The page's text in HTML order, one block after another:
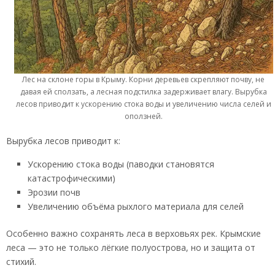
Лес на склоне горы в Крыму. Корни деревьев скрепляют почву, не
давая ей сползать, а лесная подстилка задерживает влагу. Вырубка
лесов приводит к ускорению стока воды и увеличению числа селей и
оползней.
Вырубка лесов приводит к:
Ускорению стока воды (паводки становятся
катастрофическими)
Эрозии почв
Увеличению объёма рыхлого материала для селей
Особенно важно сохранять леса в верховьях рек. Крымские
леса — это не только лёгкие полуострова, но и защита от
стихий.